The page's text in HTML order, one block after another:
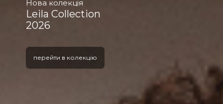
Нова колекція
Leila Collection
2026
перейти в колекцію